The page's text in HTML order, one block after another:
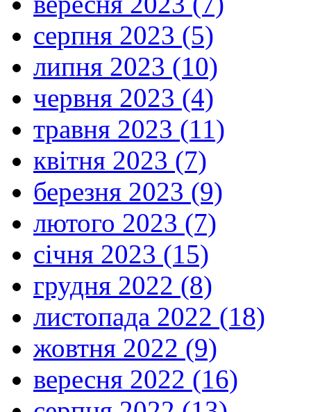
серпня 2023 (5)
липня 2023 (10)
червня 2023 (4)
травня 2023 (11)
квітня 2023 (7)
березня 2023 (9)
лютого 2023 (7)
січня 2023 (15)
грудня 2022 (8)
листопада 2022 (18)
жовтня 2022 (9)
вересня 2022 (16)